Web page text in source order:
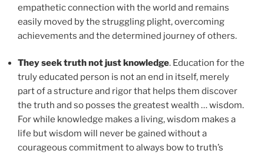
empathetic connection with the world and remains
easily moved by the struggling plight, overcoming
achievements and the determined journey of others.
They seek truth not just knowledge. Education for the
truly educated person is not an end in itself, merely
part of a structure and rigor that helps them discover
the truth and so posses the greatest wealth … wisdom.
For while knowledge makes a living, wisdom makes a
life but wisdom will never be gained without a
courageous commitment to always bow to truth’s